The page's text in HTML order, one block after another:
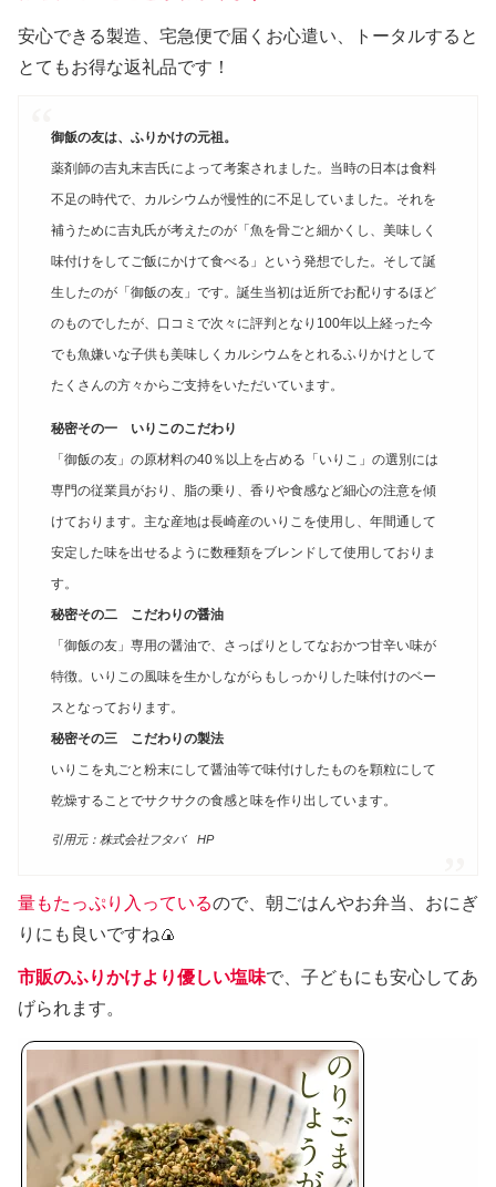
安心できる製造、宅急便で届くお心遣い、トータルすると
とてもお得な返礼品です！
御飯の友は、ふりかけの元祖。
薬剤師の吉丸末吉氏によって考案されました。当時の日本は食料
不足の時代で、カルシウムが慢性的に不足していました。それを
補うために吉丸氏が考えたのが「魚を骨ごと細かくし、美味しく
味付けをしてご飯にかけて食べる」という発想でした。そして誕
生したのが「御飯の友」です。誕生当初は近所でお配りするほど
のものでしたが、口コミで次々に評判となり100年以上経った今
でも魚嫌いな子供も美味しくカルシウムをとれるふりかけとして
たくさんの方々からご支持をいただいています。
秘密その一 いりこのこだわり
「御飯の友」の原材料の40％以上を占める「いりこ」の選別には
専門の従業員がおり、脂の乗り、香りや食感など細心の注意を傾
けております。主な産地は長崎産のいりこを使用し、年間通して
安定した味を出せるように数種類をブレンドして使用しておりま
す。
秘密その二 こだわりの醤油
「御飯の友」専用の醤油で、さっぱりとしてなおかつ甘辛い味が
特徴。いりこの風味を生かしながらもしっかりした味付けのベー
スとなっております。
秘密その三 こだわりの製法
いりこを丸ごと粉末にして醤油等で味付けしたものを顆粒にして
乾燥することでサクサクの食感と味を作り出しています。
引用元：株式会社フタバ HP
量もたっぷり入っているので、朝ごはんやお弁当、おにぎ
りにも良いですね🍙
市販のふりかけより優しい塩味で、子どもにも安心してあ
げられます。